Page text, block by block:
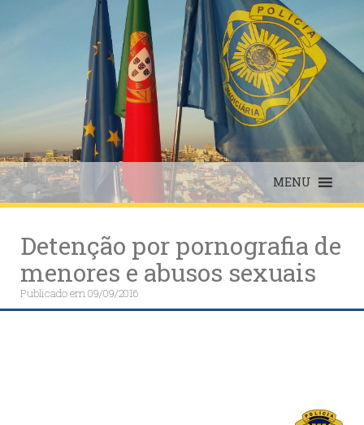
MENU
Detenção por pornografia de
menores e abusos sexuais
Publicado em09/09/2016